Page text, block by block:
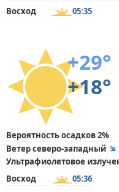
Восход
05:35
+29°
+18°
Вероятность осадков 2%
Ветер северо-западный
Ультрафиолетовое
Восход
05:36